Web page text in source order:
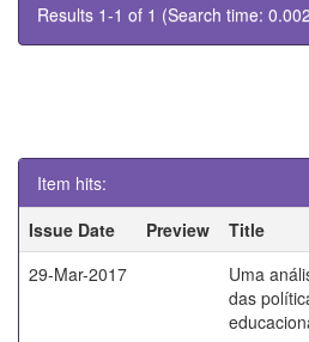
Results 1-1 of 1 (Search time:
Item hits:
Issue Date
Preview Title
29-Mar-2017
Uma
das